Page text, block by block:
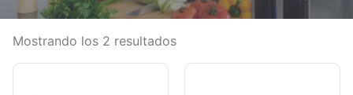
Mostrando los 2 resultados